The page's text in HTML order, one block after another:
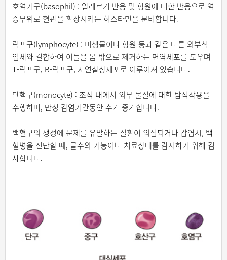
호염기구(basophil) : 알레르기 반응 및 항원에 대한 반응으로 염
증부위로 혈관을 확장시키는 히스타민을 분비합니다.
림프구(lymphocyte) : 미생물이나 항원 등과 같은 다른 외부침
입체와 결합하여 이들을 몸 밖으로 제거하는 면역세포를 도우며
T-림프구, B-림프구, 자연살상세포로 이루어져 있습니다.
단핵구(monocyte) : 조직 내에서 외부 물질에 대한 탐식작용을
수행하며, 만성 감염기간동안 수가 증가합니다.
백혈구의 생성에 문제를 유발하는 질환이 의심되거나 감염시, 백
혈병을 진단할 때, 골수의 기능이나 치료상태를 감시하기 위해 검
사합니다.